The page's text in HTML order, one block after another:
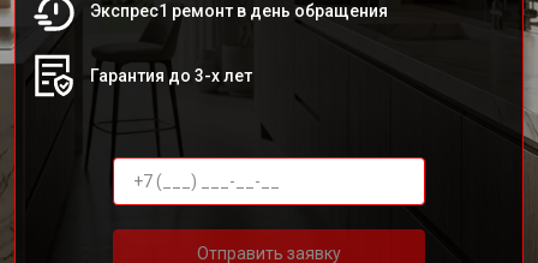
Экспрес1 ремонт в день обращения
Гарантия до 3-х лет
Отправить заявку